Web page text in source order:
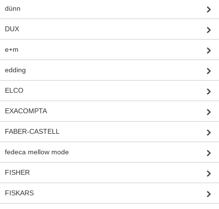
dünn
DUX
e+m
edding
ELCO
EXACOMPTA
FABER-CASTELL
fedeca mellow mode
FISHER
FISKARS